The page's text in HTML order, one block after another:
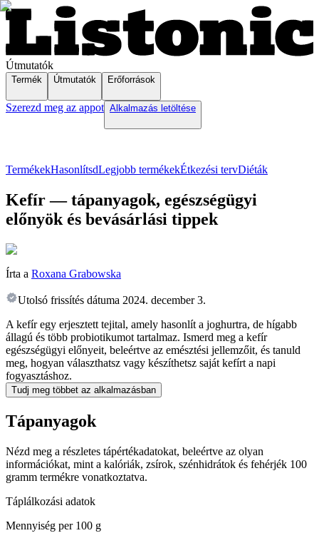
Útmutatók
Termék Útmutatók Erőforrások
Szerezd meg az appot Alkalmazás letöltése
TermékekHasonlítsdLegjobb termékekÉtkezési tervDiéták
Kefír — tápanyagok, egészségügyi
előnyök és bevásárlási tippek
Írta a Roxana Grabowska
Utolsó frissítés dátuma 2024. december 3.
A kefír egy erjesztett tejital, amely hasonlít a joghurtra, de hígabb
állagú és több probiotikumot tartalmaz. Ismerd meg a kefír
egészségügyi előnyeit, beleértve az emésztési jellemzőit, és tanuld
meg, hogyan választhatsz vagy készíthetsz saját kefírt a napi
fogyasztáshoz.
Tudj meg többet az alkalmazásban
Tápanyagok
Nézd meg a részletes tápértékadatokat, beleértve az olyan
információkat, mint a kalóriák, zsírok, szénhidrátok és fehérjék 100
gramm termékre vonatkoztatva.
Táplálkozási adatok
Mennyiség per100 g